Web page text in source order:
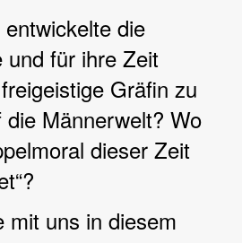
die
für ihre Zeit
Gräfin zu
die Männerwelt? Wo
dieser Zeit
mit uns in diesem